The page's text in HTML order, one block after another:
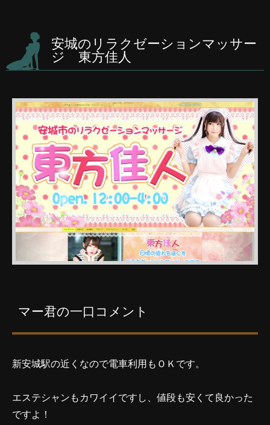
安城のリラクゼーションマッサー
ジ 東方佳人
マー君の一口コメント
新安城駅の近くなので電車利用もＯＫです。
エステシャンもカワイイですし、値段も安くて良かった
ですよ！